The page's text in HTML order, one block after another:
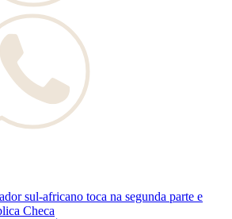
sul-africano toca na segunda parte e
Checa